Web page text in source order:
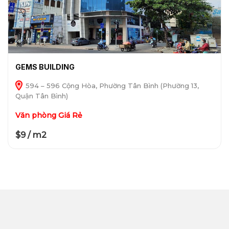
GEMS BUILDING
594 – 596 Cộng Hòa, Phường Tân Bình (Phường 13,
Quận Tân Bình)
Văn phòng Giá Rẻ
$9 / m2